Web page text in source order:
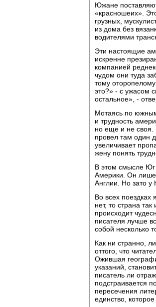
Южане
«красношеих».
грузных,
из дома без
водителями
Эти настоящие
искренне
компанией
чудом они туда
тому
это?» - с ужасом
остальное», -
Мотаясь по
и трудность
но еще и не своя.
провел там один
увеличивает
жену понять
В этом смысле Юг
Америки. Он
Англии. Но зато у
Во всех поездках
нет, то страна
происходит
писателя лучше
собой несколько
Как ни странно,
оттого, что
Ожившая
указаний,
писатель ли
подстраивается
пересечения
единство,